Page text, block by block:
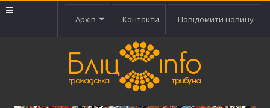
Архів Контакти Повідомити новину